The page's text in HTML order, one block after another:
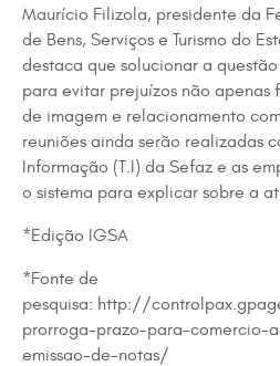
Maurício Filizola, presidente da
de Bens, Serviços e Turismo do
destaca que solucionar a
para evitar prejuízos não apenas
de imagem e relacionamento
reuniões ainda serão realizadas
Informação (T.I) da Sefaz e as
o sistema para explicar sobre a
*Edição IGSA
*Fonte de
pesquisa: http://
prorroga-prazo-para-comercio-
emissao-de-notas/